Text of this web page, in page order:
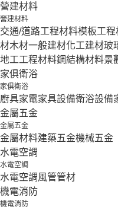
營建材料
營建材料
交通/道路工程材料模板工程
材木材一般建材化工建材玻
地工工程材料鋼結構材料景
家俱衛浴
家俱衛浴
廚具家電家具設備衛浴設備
金屬五金
金屬五金
金屬材料建築五金機械五金
水電空調
水電空調
水電空調風管管材
機電消防
機電消防